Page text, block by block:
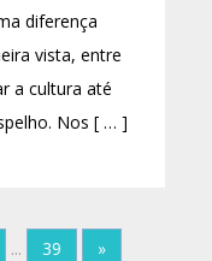
diferença
vista, entre
a cultura até
Nos [ … ]
... 39 »